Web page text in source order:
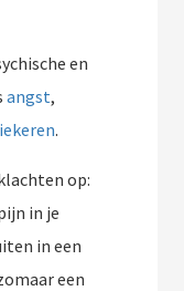
en
angst,
.
op:
in je
in een
een